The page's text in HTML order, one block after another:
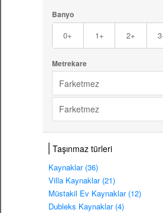
Banyo
0+ 1+ 2+
Metrekare
Farketmez
Farketmez
Taşınmaz türleri
Kaynaklar (36)
Villa Kaynaklar (21)
Müstakil Ev Kaynaklar (12)
Dubleks Kaynaklar (4)